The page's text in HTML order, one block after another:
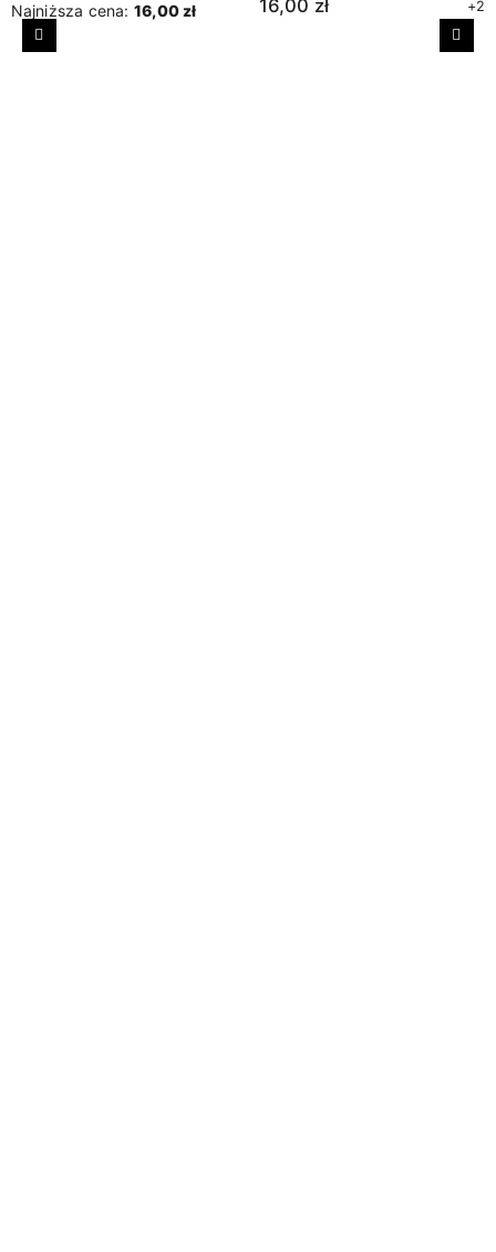
Najniższa cena: 16,00 zł 16,00 zł +2
Poprzedni